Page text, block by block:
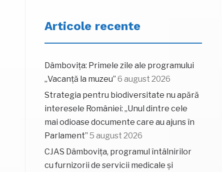
Articole recente
Dâmbovița: Primele zile ale programului
„Vacanță la muzeu” 6 august 2026
Strategia pentru biodiversitate nu apără
interesele României: „Unul dintre cele
mai odioase documente care au ajuns în
Parlament” 5 august 2026
CJAS Dâmbovița, programul întâlnirilor
cu furnizorii de servicii medicale și